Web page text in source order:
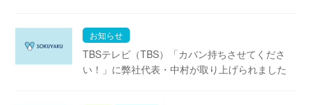
お知らせ
TBSテレビ（TBS）「カバン持ちさせてくださ
い！」に弊社代表・中村が取り上げられました